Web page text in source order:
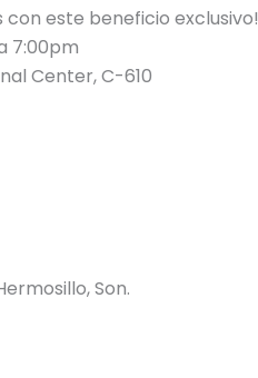
con este beneficio exclusivo!
7:00pm
Center, C-610
Son.